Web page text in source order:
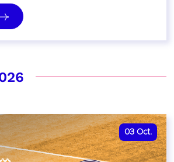
03 Oct.